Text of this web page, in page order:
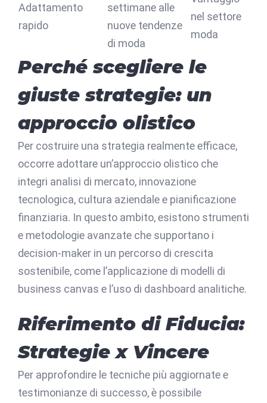
Adattamento
rapido
settimane alle
nuove tendenze
di moda
nel settore
moda
Perché scegliere le
giuste strategie: un
approccio olistico
Per costruire una strategia realmente efficace,
occorre adottare un’approccio olistico che
integri analisi di mercato, innovazione
tecnologica, cultura aziendale e pianificazione
finanziaria. In questo ambito, esistono strumenti
e metodologie avanzate che supportano i
decision-maker in un percorso di crescita
sostenibile, come l’applicazione di modelli di
business canvas e l’uso di dashboard analitiche.
Riferimento di Fiducia:
Strategie x Vincere
Per approfondire le tecniche più aggiornate e
testimonianze di successo, è possibile